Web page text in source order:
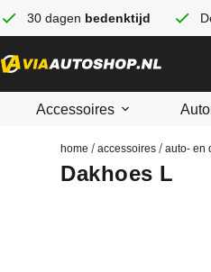
30 dagen bedenktijd
Accessoires
home /accessoires /auto- en
Dakhoes L